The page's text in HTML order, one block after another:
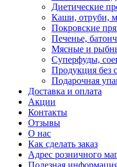
Диетические
Каши, отруби,
Покровские
Печенье,
Мясные и
Суперфуды,
Продукция без
Подарочная
Доставка и оплата
Акции
Контакты
Отзывы
О нас
Как сделать заказ
Адрес розничного